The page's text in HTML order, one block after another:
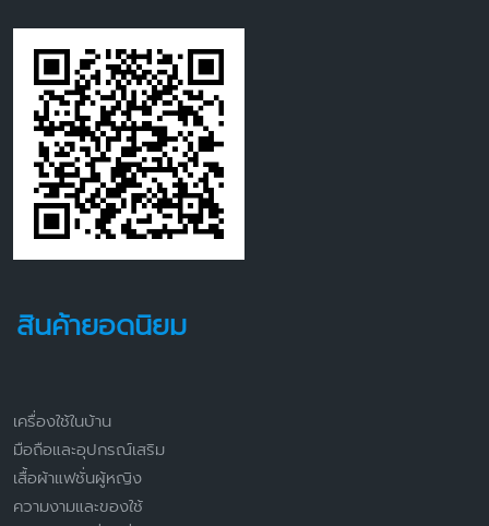
สินค้ายอดนิยม
เครื่องใช้ในบ้าน
มือถือและอุปกรณ์เสริม
เสื้อผ้าแฟชั่นผู้หญิง
ความงามและของใช้